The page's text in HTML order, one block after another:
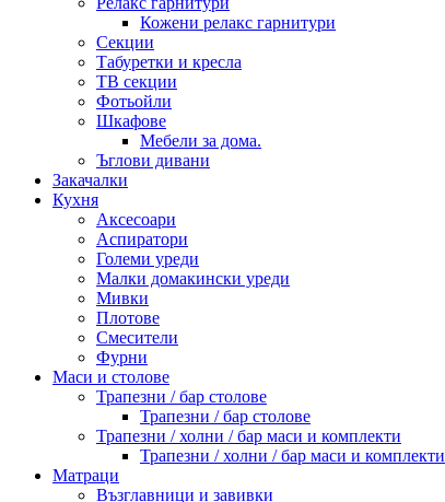
Кожени релакс гарнитури
Секции
Табуретки и кресла
ТВ секции
Фотьойли
Шкафове
Мебели за дома.
Ъглови дивани
Закачалки
Кухня
Аксесоари
Аспиратори
Големи уреди
Малки домакински уреди
Мивки
Плотове
Смесители
Фурни
Маси и столове
Трапезни / бар столове
Трапезни / бар столове
Трапезни / холни / бар маси и комплекти
Трапезни / холни / бар маси и комплекти
Матраци
Възглавници и завивки